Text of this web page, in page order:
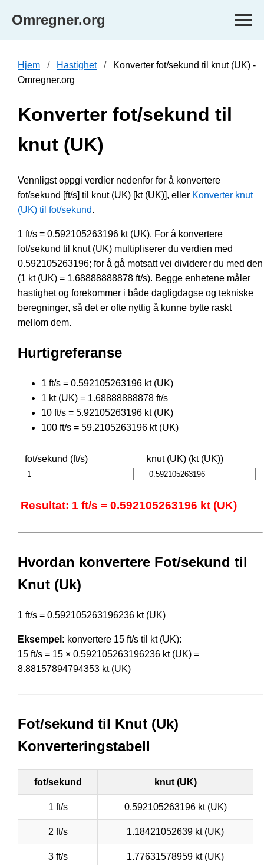
Omregner.org
Hjem Hastighet
Konverter fot/sekund til knut (UK) -
Omregner.org
Konverter fot/sekund til
knut (UK)
Vennligst oppgi verdier nedenfor for å konvertere
fot/sekund [ft/s] til knut (UK) [kt (UK)], eller Konverter knut
(UK) til fot/sekund.
1 ft/s = 0.592105263196 kt (UK). For å konvertere
fot/sekund til knut (UK) multipliserer du verdien med
0.592105263196; for å gå motsatt vei dividerer du med den
(1 kt (UK) = 1.68888888878 ft/s). Begge enhetene måler
hastighet og forekommer i både dagligdagse og tekniske
beregninger, så det er ofte nyttig å kunne bytte raskt
mellom dem.
Hurtigreferanse
1 ft/s = 0.592105263196 kt (UK)
1 kt (UK) = 1.68888888878 ft/s
10 ft/s = 5.92105263196 kt (UK)
100 ft/s = 59.2105263196 kt (UK)
fot/sekund (ft/s) knut (UK) (kt (UK))
Resultat: 1 ft/s = 0.592105263196 kt (UK)
Hvordan konvertere Fot/sekund til
Knut (Uk)
1 ft/s = 0.592105263196236 kt (UK)
Eksempel: konvertere 15 ft/s til kt (UK):
15 ft/s = 15 × 0.592105263196236 kt (UK) =
8.88157894794353 kt (UK)
Fot/sekund til Knut (Uk)
Konverteringstabell
fot/sekund knut (UK)
1 ft/s 0.592105263196 kt (UK)
2 ft/s 1.18421052639 kt (UK)
3 ft/s 1.77631578959 kt (UK)